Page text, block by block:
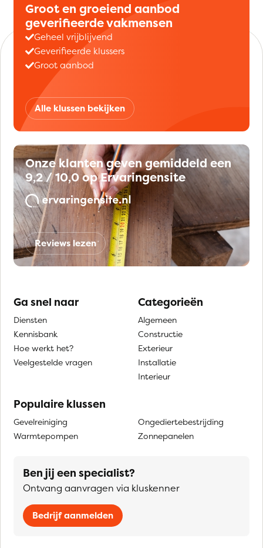
Groot en groeiend aanbod
geverifieerde vakmensen
Geheel vrijblijvend
Geverifieerde klussers
Groot aanbod
Alle klussen bekijken
Onze klanten geven gemiddeld een
9,2 / 10,0 op Ervaringensite
Reviews lezen
Ga snel naar
Diensten
Kennisbank
Hoe werkt het?
Veelgestelde vragen
Categorieën
Algemeen
Constructie
Exterieur
Installatie
Interieur
Populaire klussen
Gevelreiniging
Warmtepompen
Ongediertebestrijding
Zonnepanelen
Ben jij een specialist?
Ontvang aanvragen via kluskenner
Bedrijf aanmelden